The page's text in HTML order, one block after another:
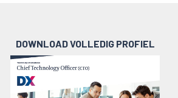
DOWNLOAD VOLLEDIG PROFIEL
Preview
pdf